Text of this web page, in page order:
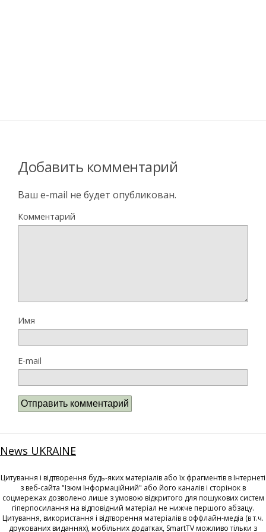
Добавить комментарий
Ваш e-mail не будет опубликован.
Комментарий
Имя
E-mail
News UKRAINE
Цитування і відтворення будь-яких матеріалів або їх фрагментів в Інтернеті
з веб-сайта "Ізюм Інформаційний" або його каналів і сторінок в
соцмережах дозволено лише з умовою відкритого для пошукових систем
гіперпосилання на відповідний матеріал не нижче першого абзацу.
Цитування, використання і відтворення матеріалів в оффлайн-медіа (в т.ч.
друкованих виданнях), мобільних додатках, SmartTV можливо тільки з